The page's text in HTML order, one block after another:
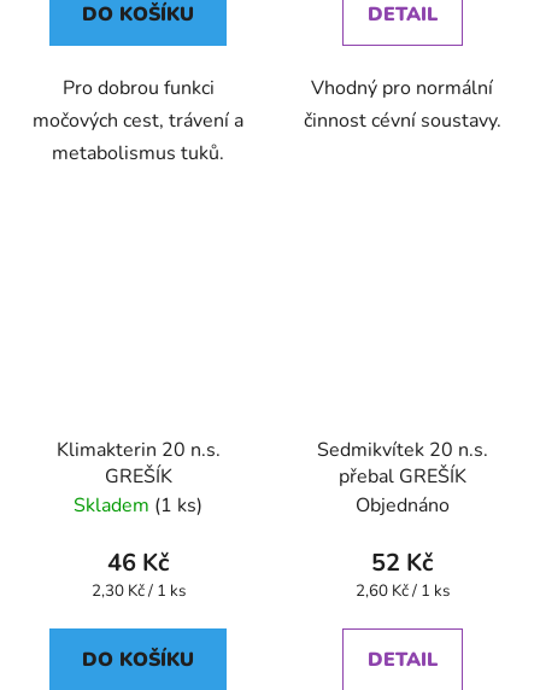
DO KOŠÍKU
Pro dobrou funkci
močových cest, trávení a
metabolismus tuků.
DETAIL
Vhodný pro normální
činnost cévní soustavy.
Klimakterin 20 n.s.
GREŠÍK
Skladem (1 ks)
46 Kč
Měrná
2,30 Kč / 1 ks
DO KOŠÍKU
Sedmikvítek 20 n.s.
přebal GREŠÍK
Objednáno
52 Kč
Měrná
2,60 Kč / 1 ks
DETAIL